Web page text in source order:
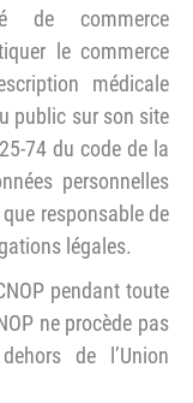
de commerce
le commerce
médicale
public sur son site
74 du code de la
personnelles
responsable de
légales.
pendant toute
ne procède pas
de l’Union